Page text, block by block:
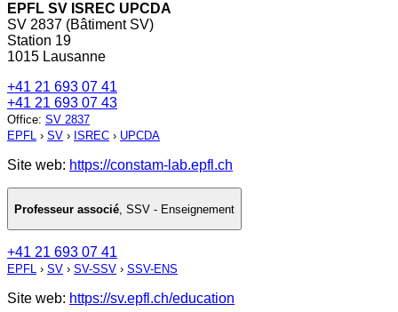
EPFL SV ISREC UPCDA
SV 2837 (Bâtiment SV)
Station 19
1015 Lausanne
+41 21 693 07 41
+41 21 693 07 43
Office: SV 2837
EPFL › SV › ISREC › UPCDA
Site web: https://constam-lab.epfl.ch
Professeur associé SSV - Enseignement
+41 21 693 07 41
EPFL › SV › SV-SSV › SSV-ENS
Site web: https://sv.epfl.ch/education